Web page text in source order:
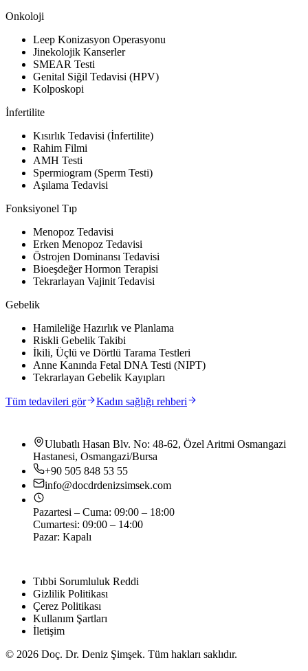
Onkoloji
Leep Konizasyon Operasyonu
Jinekolojik Kanserler
SMEAR Testi
Genital Siğil Tedavisi (HPV)
Kolposkopi
İnfertilite
Kısırlık Tedavisi (İnfertilite)
Rahim Filmi
AMH Testi
Spermiogram (Sperm Testi)
Aşılama Tedavisi
Fonksiyonel Tıp
Menopoz Tedavisi
Erken Menopoz Tedavisi
Östrojen Dominansı Tedavisi
Bioeşdeğer Hormon Terapisi
Tekrarlayan Vajinit Tedavisi
Gebelik
Hamileliğe Hazırlık ve Planlama
Riskli Gebelik Takibi
İkili, Üçlü ve Dörtlü Tarama Testleri
Anne Kanında Fetal DNA Testi (NIPT)
Tekrarlayan Gebelik Kayıpları
Tüm tedavileri gör Kadın sağlığı rehberi
Ulubatlı Hasan Blv. No: 48-62, Özel Aritmi Osmangazi
Hastanesi, Osmangazi/Bursa
+90 505 848 53 55
info@docdrdenizsimsek.com
Pazartesi – Cuma: 09:00 – 18:00
Cumartesi: 09:00 – 14:00
Pazar: Kapalı
Tıbbi Sorumluluk Reddi
Gizlilik Politikası
Çerez Politikası
Kullanım Şartları
İletişim
© 2026 Doç. Dr. Deniz Şimşek. Tüm hakları saklıdır.